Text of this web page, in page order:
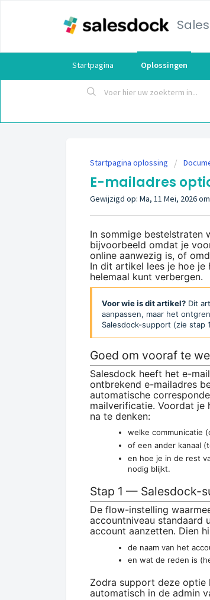
Startpagina Oplossingen
Startpagina oplossing
E-mailadres
Gewijzigd op: Ma, 11 Mei, 2026
In sommige bestelstraten
bijvoorbeeld omdat je
online aanwezig is, of
In dit artikel lees je hoe
helemaal kunt verbergen.
Voor wie is dit artikel? Dit
aanpassen, maar het
Salesdock-support (zie stap
Goed om vooraf te
Salesdock heeft het e-
ontbrekend e-mailadres
automatische
mailverificatie. Voordat
na te denken:
welke communicatie
of een ander kanaal
en hoe je in de rest
nodig blijkt.
Stap 1 — Salesdock-
De flow-instelling
accountniveau standaard
account aanzetten. Dien
de naam van het
en wat de reden is
Zodra support deze optie
automatisch in de admin